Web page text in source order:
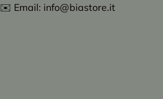
✉️ Email: info@biastore.it